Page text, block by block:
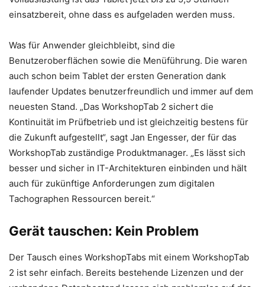
einsatzbereit, ohne dass es aufgeladen werden muss.
Was für Anwender gleichbleibt, sind die
Benutzeroberflächen sowie die Menüführung. Die waren
auch schon beim Tablet der ersten Generation dank
laufender Updates benutzerfreundlich und immer auf dem
neuesten Stand. „Das WorkshopTab 2 sichert die
Kontinuität im Prüfbetrieb und ist gleichzeitig bestens für
die Zukunft aufgestellt“, sagt Jan Engesser, der für das
WorkshopTab zuständige Produktmanager. „Es lässt sich
besser und sicher in IT-Architekturen einbinden und hält
auch für zukünftige Anforderungen zum digitalen
Tachographen Ressourcen bereit.“
Gerät tauschen: Kein Problem
Der Tausch eines WorkshopTabs mit einem WorkshopTab
2 ist sehr einfach. Bereits bestehende Lizenzen und der